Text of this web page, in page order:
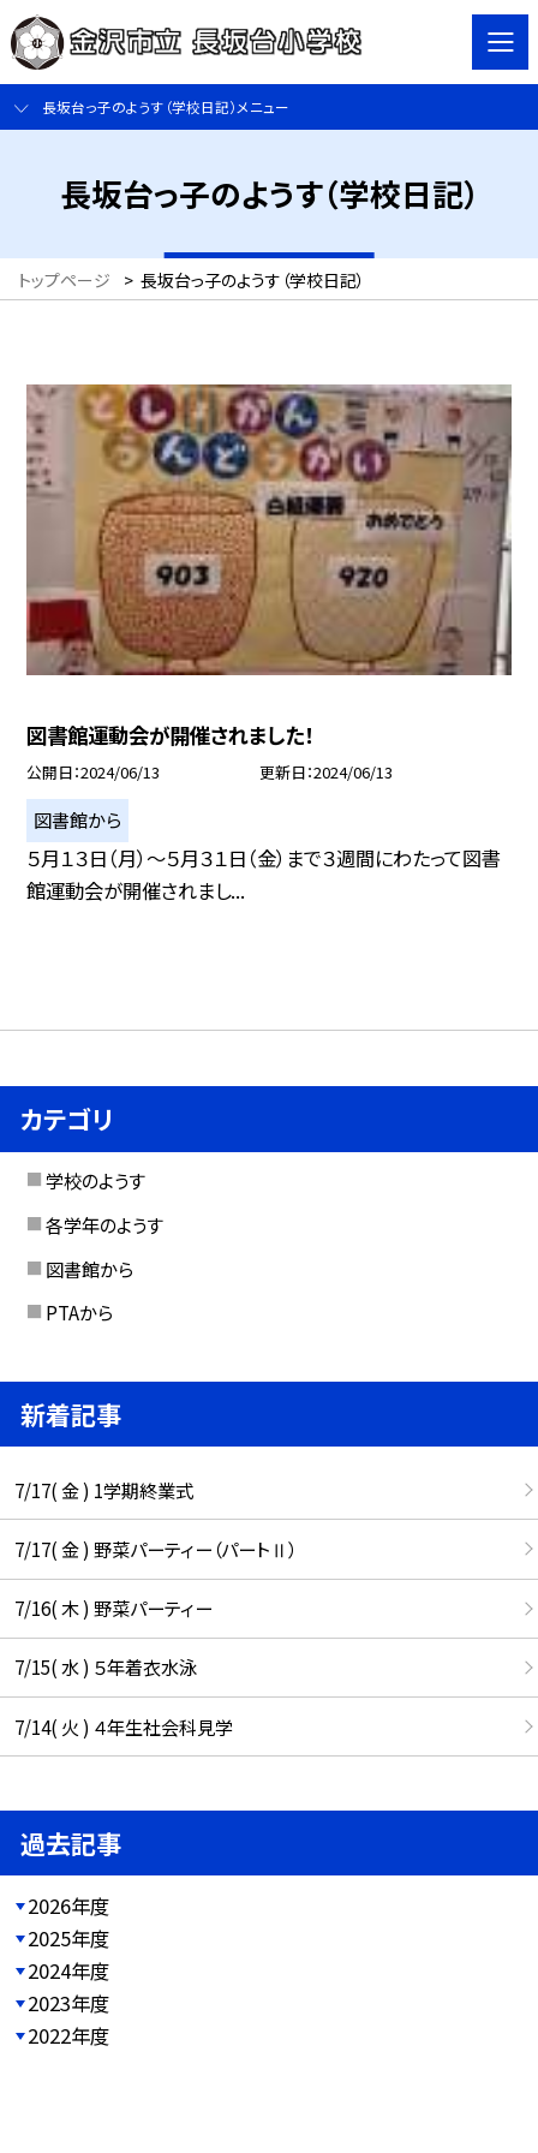
長坂台っ子のようす（学校日記）メニュー
長坂台っ子のようす（学校日記）
トップページ > 長坂台っ子のようす（学校日記）
図書館運動会が開催されました！
公開日 2024/06/13 更新日 2024/06/13
図書館から
５月１３日（月）〜５月３１日（金）まで３週間にわたって図書
館運動会が開催されまし...
カテゴリ
学校のようす
各学年のようす
図書館から
PTAから
新着記事
7/17( 金 ) 1学期終業式
7/17( 金 ) 野菜パーティー（パートⅡ）
7/16( 木 ) 野菜パーティー
7/15( 水 ) ５年着衣水泳
7/14( 火 ) ４年生社会科見学
過去記事
2026年度
2025年度
2024年度
2023年度
2022年度